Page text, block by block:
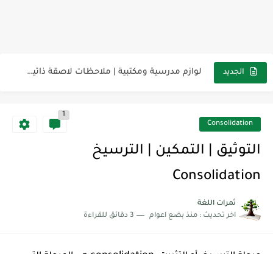
الجديد لوازم مدرسية ومكتبية | ملاحظات لاصقة ذاتية على شكل قلب...
The Winter Surprise Consolidation
1
التوثيق | التمكين | الترسيخ
Consolidation
ثمرات اللغة
اخر تحديث : منذ بضع اعوام 3 دقائق للقراءة